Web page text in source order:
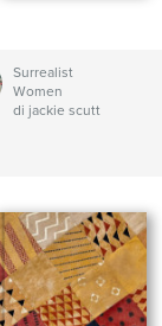
Surrealist
Women
di jackie scutt